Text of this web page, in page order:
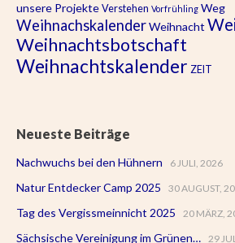
unsere Projekte Verstehen Vorfrühling Weg
WeihnachskalenderWeihnacht
Weihnachtsbotschaft
Weihnachtskalender ZEIT
Neueste Beiträge
Nachwuchs bei den Hühnern 6 JULI, 2026
Natur Entdecker Camp 2025 30 AUGUST,
Tag des Vergissmeinnicht 2025 20 MÄRZ,
Sächsische Vereinigung im Grünen… 29